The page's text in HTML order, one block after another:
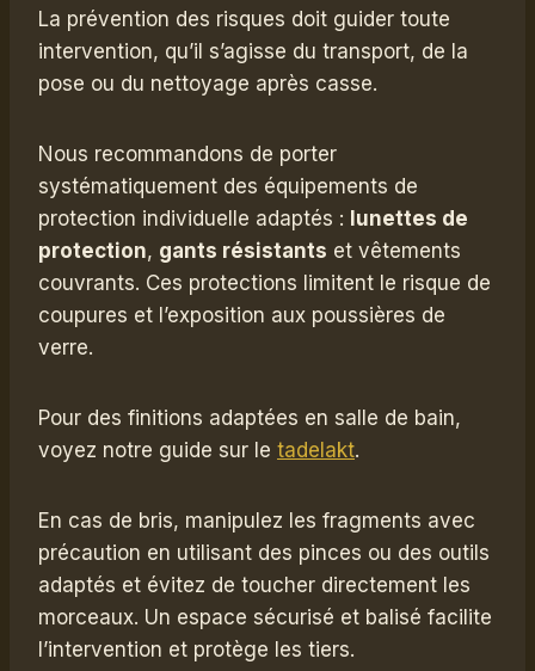
La prévention des risques doit guider toute
intervention, qu’il s’agisse du transport, de la
pose ou du nettoyage après casse.
Nous recommandons de porter
systématiquement des équipements de
protection individuelle adaptés : lunettes de
protection, gants résistants et vêtements
couvrants. Ces protections limitent le risque de
coupures et l’exposition aux poussières de
verre.
Pour des finitions adaptées en salle de bain,
voyez notre guide sur le tadelakt.
En cas de bris, manipulez les fragments avec
précaution en utilisant des pinces ou des outils
adaptés et évitez de toucher directement les
morceaux. Un espace sécurisé et balisé facilite
l’intervention et protège les tiers.